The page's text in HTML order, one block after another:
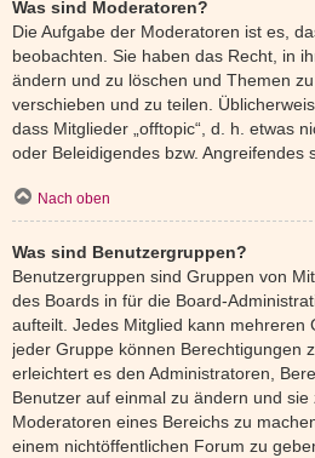
Was sind Moderatoren?
Die Aufgabe der Moderatoren ist es,
beobachten. Sie haben das Recht, in
ändern und zu löschen und Themen
verschieben und zu teilen.
dass Mitglieder „offtopic“, d. h. etwas
oder Beleidigendes bzw. Angreifendes
Nach oben
Was sind Benutzergruppen?
Benutzergruppen sind Gruppen von
des Boards in für die Board-
aufteilt. Jedes Mitglied kann mehreren
jeder Gruppe können Berechtigungen
erleichtert es den Administratoren,
Benutzer auf einmal zu ändern und sie
Moderatoren eines Bereichs zu
einem nichtöffentlichen Forum zu